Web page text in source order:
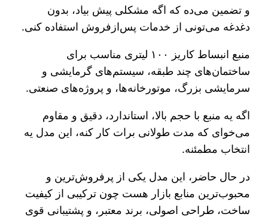
و تضمین می‌ده که اگه مشکلی پیش بیاد، بدون
دغدغه می‌تونی از خدمات پس‌ازفروش استفاده کنی.
منبع انبساط کاریز ۱۰۰ لیتری مناسب برای
ساختمان‌های چند طبقه، سیستم‌های گرمایشی و
سرمایشی بزرگ، موتورخانه‌ها، و پروژه‌های صنعتی‌.
اگه یه منبع با حجم بالا، استاندارد، دقیق و مقاوم
می‌خوای که مدت طولانی برات کار کنه، این مدل یه
انتخاب مطمئنه.
در حال حاضر، این مدل یکی از پرفروش‌ترین و
محبوب‌ترین منابع بازار هست چون ترکیبی از کیفیت
ساخت، طراحی اصولی، برند معتبر، و پشتیبانی قوی